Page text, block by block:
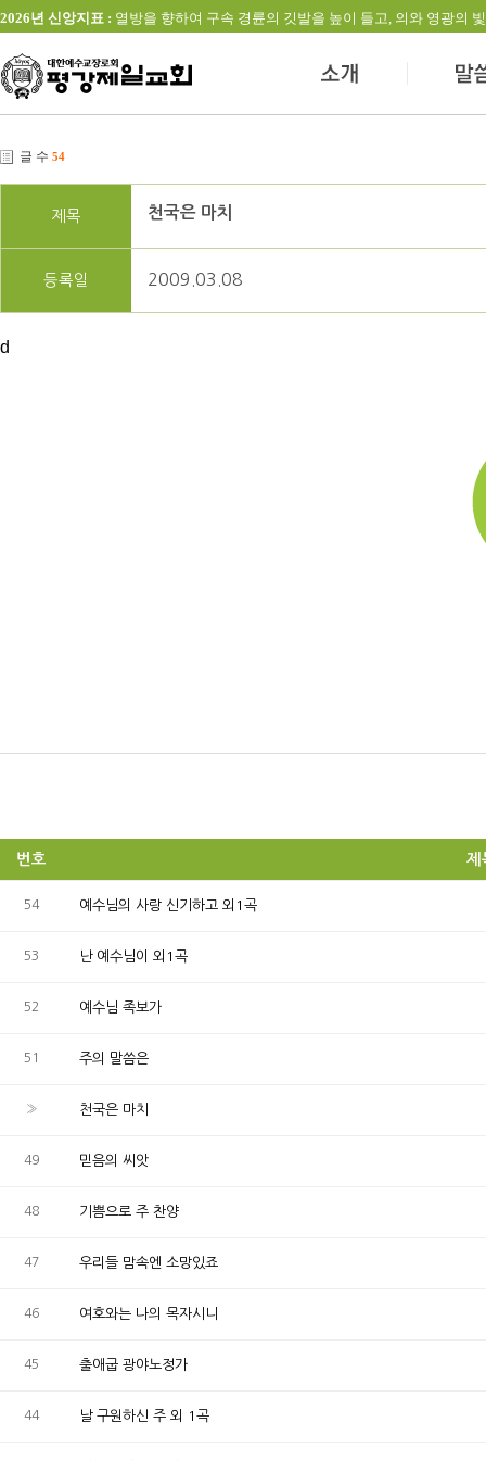
2026년 신앙지표 : 열방을 향하여 구속 경륜의 깃발을 높이 들고, 의와 영광의
글 수 54
제목 천국은 마치
등록일 2009.03.08
d
번호 제
54 예수님의 사랑 신기하고 외1곡
53 난 예수님이 외1곡
52 예수님 족보가
51 주의 말씀은
» 천국은 마치
49 믿음의 씨앗
48 기쁨으로 주 찬양
47 우리들 맘속엔 소망있죠
46 여호와는 나의 목자시니
45 출애굽 광야노정가
44 날 구원하신 주 외 1곡